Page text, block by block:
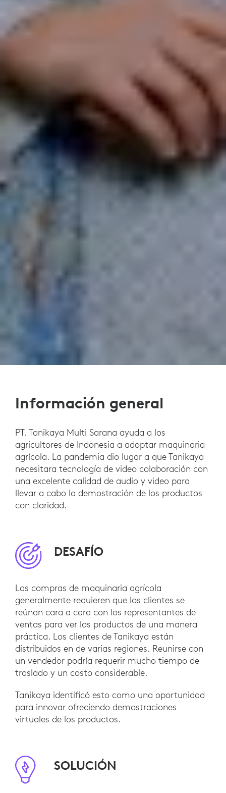
Información general
PT. Tanikaya Multi Sarana ayuda a los
agricultores de Indonesia a adoptar maquinaria
agrícola. La pandemia dio lugar a que Tanikaya
necesitara tecnología de video colaboración con
una excelente calidad de audio y video para
llevar a cabo la demostración de los productos
con claridad.
DESAFÍO
Las compras de maquinaria agrícola
generalmente requieren que los clientes se
reúnan cara a cara con los representantes de
ventas para ver los productos de una manera
práctica. Los clientes de Tanikaya están
distribuidos en de varias regiones. Reunirse con
un vendedor podría requerir mucho tiempo de
traslado y un costo considerable.
Tanikaya identificó esto como una oportunidad
para innovar ofreciendo demostraciones
virtuales de los productos.
SOLUCIÓN